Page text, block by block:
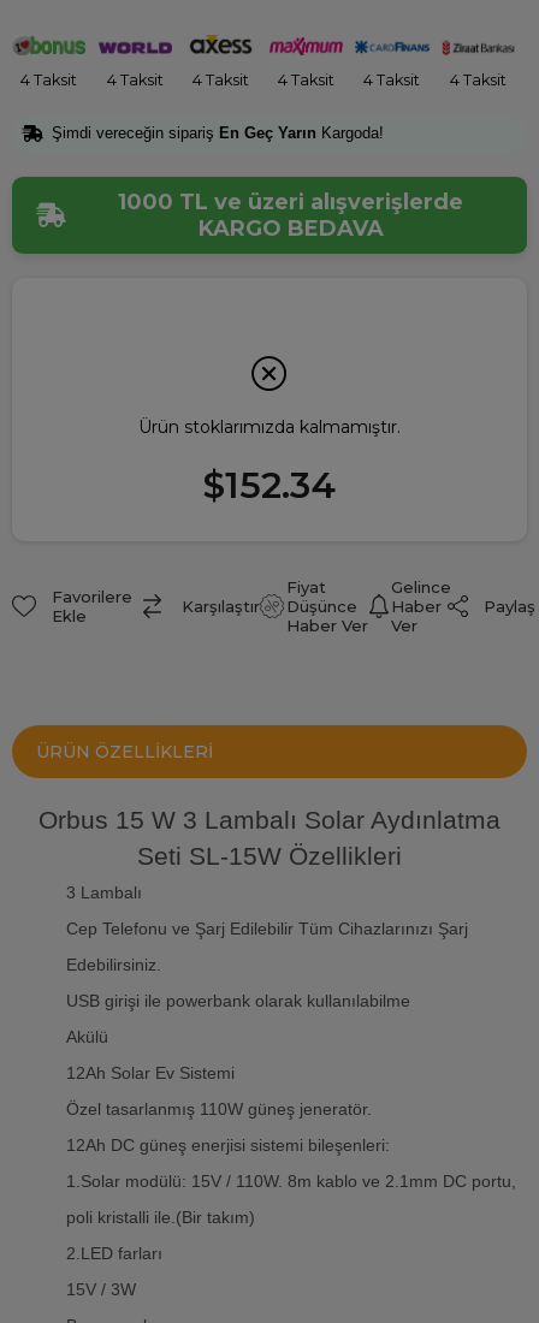
4 Taksit 4 Taksit 4 Taksit 4 Taksit 4 Taksit 4 Taksit
Şimdi vereceğin sipariş En Geç Yarın Kargoda!
1000 TL ve üzeri alışverişlerde
KARGO BEDAVA
Ürün stoklarımızda kalmamıştır.
$152.34
Favorilere
Ekle
Karşılaştır
Fiyat
Düşünce
Haber Ver
Gelince
Haber
Ver
Paylaş
ÜRÜN ÖZELLIKLERI
Orbus 15 W 3 Lambalı Solar Aydınlatma
Seti SL-15W Özellikleri
3 Lambalı
Cep Telefonu ve Şarj Edilebilir Tüm Cihazlarınızı Şarj
Edebilirsiniz.
USB girişi ile powerbank olarak kullanılabilme
Akülü
12Ah Solar Ev Sistemi
Özel tasarlanmış 110W güneş jeneratör.
12Ah DC güneş enerjisi sistemi bileşenleri:
1.Solar modülü: 15V / 110W. 8m kablo ve 2.1mm DC portu,
poli kristalli ile.(Bir takım)
2.LED farları
15V / 3W